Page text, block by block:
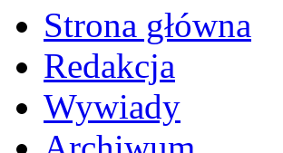
Strona główna
Redakcja
Wywiady